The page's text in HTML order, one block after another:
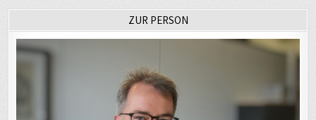
ZUR PERSON